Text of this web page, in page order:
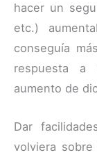
hacer un
etc.)
conseguía
respuesta a
aumento de
Dar
volviera